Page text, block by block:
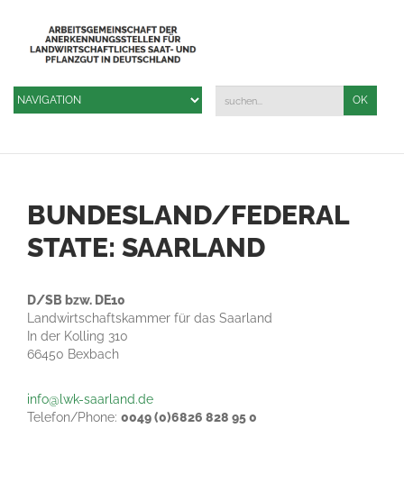
BUNDESLAND/FEDERAL
STATE: SAARLAND
D/SB bzw. DE10
Landwirtschaftskammer für das Saarland
In der Kolling 310
66450 Bexbach
info@lwk-saarland.de
Telefon/Phone: 0049 (0)6826 828 95 0